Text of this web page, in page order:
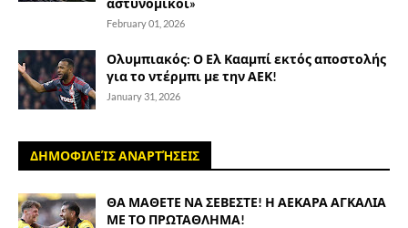
February 01, 2026
Ολυμπιακός: Ο Ελ Κααμπί εκτός αποστολής
για το ντέρμπι με την ΑΕΚ!
January 31, 2026
ΔΗΜΟΦΙΛΕΊΣ ΑΝΑΡΤΉΣΕΙΣ
ΘΑ ΜΑΘΕΤΕ ΝΑ ΣΕΒΕΣΤΕ! Η ΑΕΚΑΡΑ ΑΓΚΑΛΙΑ
ΜΕ ΤΟ ΠΡΩΤΑΘΛΗΜΑ!